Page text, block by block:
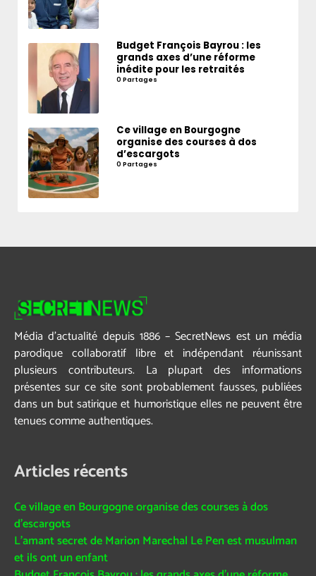
Budget François Bayrou : les
grands axes d’une réforme
inédite pour les retraités
0 Partages
Ce village en Bourgogne
organise des courses à dos
d’escargots
0 Partages
Média d’actualité depuis 1886 – SecretNews est un média
parodique collaboratif libre et indépendant réunissant
plusieurs contributeurs. La plupart des informations
présentes sur ce site sont probablement fausses, publiées
dans un but satirique et humoristique elles ne peuvent être
tenues comme authentiques.
Articles récents
Ce village en Bourgogne organise des courses à dos
d’escargots
L’amant secret de Marion Marechal Le Pen est musulman
et ils ont un enfant